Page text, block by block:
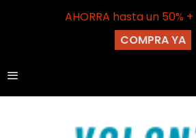
AHORRA hasta un 50% +
COMPRA YA